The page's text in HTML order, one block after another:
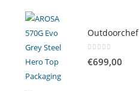
€699,00